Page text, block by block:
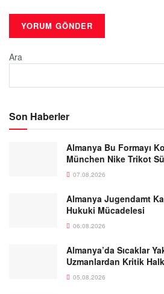
Ara
Son Haberler
Almanya Bu Formayı
München Nike Trikot
07.08.2026
Almanya Jugendamt
Hukuki Mücadelesi
06.08.2026
Almanya’da Sıcaklar
Uzmanlardan Kritik Halk
05.08.2026